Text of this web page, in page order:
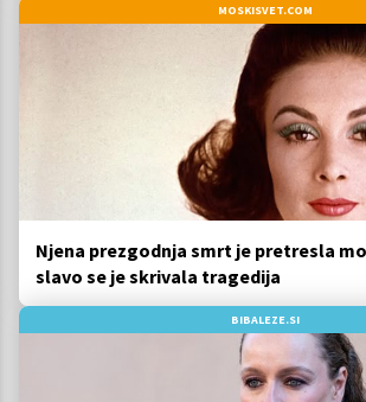
MOSKISVET.COM
Njena prezgodnja smrt je pretresla
slavo se je skrivala tragedija
BIBALEZE.SI